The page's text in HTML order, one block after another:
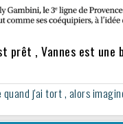
prêt , Vannes est
j'ai tort , alors